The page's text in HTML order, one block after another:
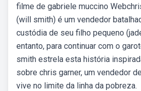
filme de gabriele muccino
(will smith) é um vendedor
custódia de seu filho pequeno
entanto, para continuar com o
smith estrela esta história
sobre chris garner, um vendedor
vive no limite da linha da pobreza.